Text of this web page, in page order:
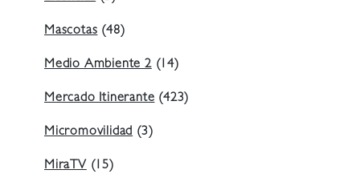
Mascotas(48)
Medio Ambiente 2(14)
Mercado Itinerante(423)
Micromovilidad(3)
MiraTV(15)